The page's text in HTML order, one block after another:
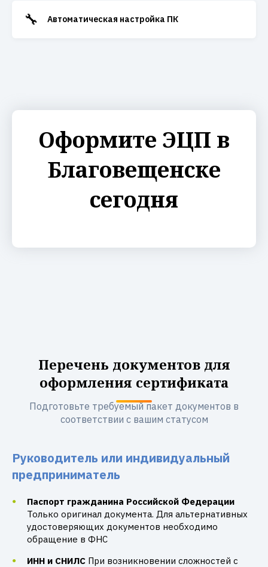
🔧 Автоматическая настройка ПК
Оформите ЭЦП в
Благовещенске
сегодня
Перечень документов для
оформления сертификата
Подготовьте требуемый пакет документов в
соответствии с вашим статусом
Руководитель или индивидуальный
предприниматель
Паспорт гражданина Российской Федерации
Только оригинал документа. Для альтернативных
удостоверяющих документов необходимо
обращение в ФНС
ИНН и СНИЛС При возникновении сложностей с